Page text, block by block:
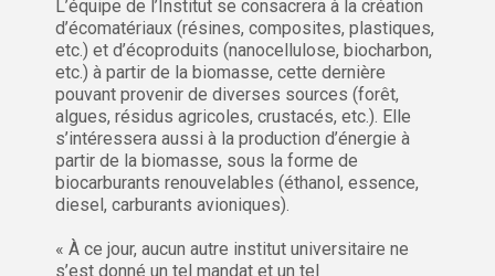
L’équipe de l’Institut se consacrera à la création
d’écomatériaux (résines, composites, plastiques,
etc.) et d’écoproduits (nanocellulose, biocharbon,
etc.) à partir de la biomasse, cette dernière
pouvant provenir de diverses sources (forêt,
algues, résidus agricoles, crustacés, etc.). Elle
s’intéressera aussi à la production d’énergie à
partir de la biomasse, sous la forme de
biocarburants renouvelables (éthanol, essence,
diesel, carburants avioniques).
« À ce jour, aucun autre institut universitaire ne
s’est donné un tel mandat et un tel